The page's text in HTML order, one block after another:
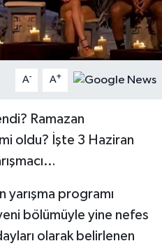
A- A+
Ramazan
oldu? İşte 3 Haziran
yarışma programı
bölümüyle yine nefes
olarak belirlenen